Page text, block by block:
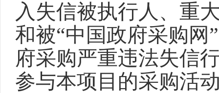
入失信被执行人、重
和被“中国政府采购网
府采购严重违法失信
参与本项目的采购活